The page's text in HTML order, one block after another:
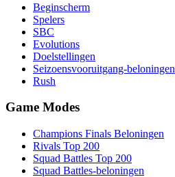
Beginscherm
Spelers
SBC
Evolutions
Doelstellingen
Seizoensvooruitgang-beloningen
Rush
Game Modes
Champions Finals Beloningen
Rivals Top 200
Squad Battles Top 200
Squad Battles-beloningen